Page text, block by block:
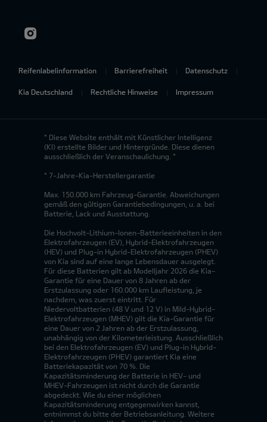
Reifenlabelinformation Barrierefreiheit Datenschutz
Kia Deutschland Rechtliche Hinweise Impressum
* Diese Website enthält mit Künstlicher Intelligenz
(KI) erstellte Bilder und Hintergründe. Diese dienen
ausschließlich der Veranschaulichung. *
* 7-Jahre-Kia-Herstellergarantie
Max. 150.000 km Fahrzeug-Garantie. Abweichungen
gemäß den gültigen Garantiebedingungen, u. a. bei
Batterie, Lack und Ausstattung.
Die Hochvolt-Lithium-Ionen-Batterieeinheiten in den
Elektrofahrzeugen (EV), Hybrid-Elektrofahrzeugen
(HEV) und Plug-in Hybrid-Elektrofahrzeugen (PHEV)
von Kia sind auf eine lange Lebensdauer ausgelegt.
Für diese Batterien gilt ab Modelljahr 2026 die Kia-
Garantie für eine Dauer von 8 Jahren ab der
Erstzulassung oder 160.000 km Laufleistung, je
nachdem, was zuerst eintritt. Für
Niedervoltbatterien (48 V und 12 V) in Mild-Hybrid-
Elektrofahrzeugen (MHEV) gilt die Kia-Garantie für
eine Dauer von 2 Jahren ab der Erstzulassung,
unabhängig von der Kilometerleistung. Ausschließlich
bei den Elektrofahrzeugen (EV) und Plug-in Hybrid-
Elektrofahrzeugen (PHEV) garantiert Kia eine
Batteriekapazität von 70 %. Die
Kapazitätsminderung der Batterie in HEV- und
MHEV-Fahrzeugen ist nicht durch die Garantie
abgedeckt. Wie du einer möglichen
Kapazitätsminderung entgegenwirken kannst,
entnimmst du bitte der Betriebsanleitung. Weitere